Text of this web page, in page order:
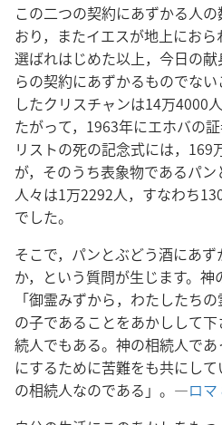
この二つの契約にあずかる人
おり，またイエスが地上にお
選ばれはじめた以上，今日の
らの契約にあずかるものでな
したクリスチャンは14万4000
たがって，1963年にエホバの
リストの死の記念式には，169
が，そのうち表象物であるパ
人々は1万2292人，すなわち
でした。
そこで，パンとぶどう酒にあ
か，という質問が生じます。神
「御霊みずから，わたしたち
の子であることをあかしして
続人でもある。神の相続人で
にするために苦難をも共にし
の相続人なのである」。―ロ